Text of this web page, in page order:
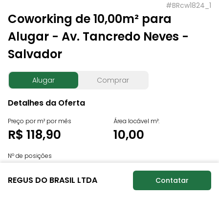
#BRcw1824_1
Coworking de 10,00m² para
Alugar - Av. Tancredo Neves -
Salvador
Alugar Comprar
Detalhes da Oferta
Preço por m² por mês
R$ 118,90
Área locável m²:
10,00
Nº de posições
REGUS DO BRASIL LTDA Contatar